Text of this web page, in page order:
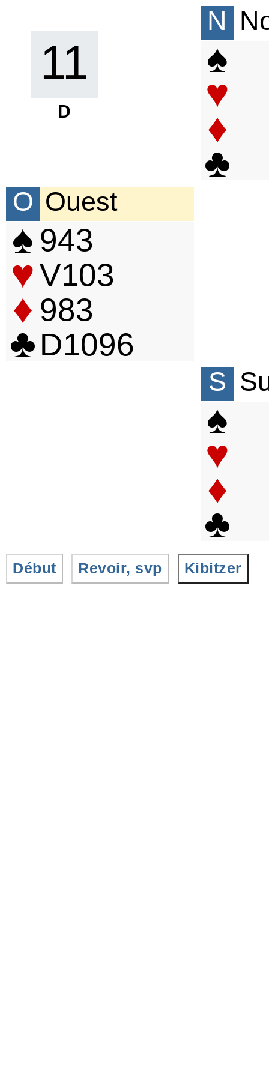
♣
♦
♥
♠
S
D
♣ D1096
♦ 983
♥V103
♠ 943
O Ouest
♣
♦
♥
♠
N
11